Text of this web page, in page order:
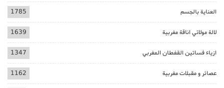
العناية بالجسم 1785
لالة مولاتي اناقة مغربية 1639
ازياء فساتين القفطان المغربي 1347
عصائر و مقبلات مغربية 1162